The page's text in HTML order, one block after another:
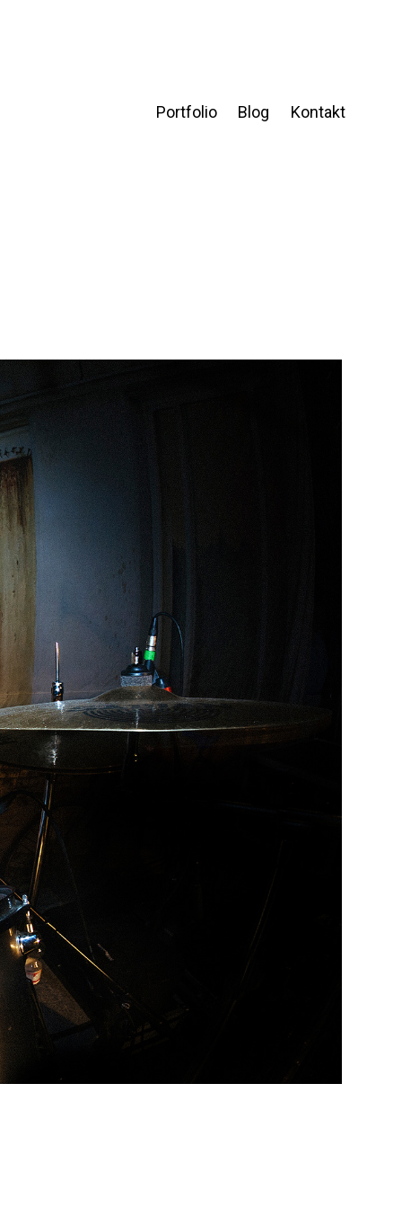
Portfolio Blog Kontakt